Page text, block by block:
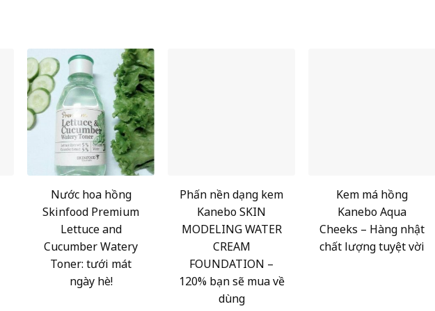
Nước hoa hồng
Skinfood Premium
Lettuce and
Cucumber Watery
Toner: tưới mát
ngày hè!
Phấn nền dạng kem
Kanebo SKIN
MODELING WATER
CREAM
FOUNDATION –
120% bạn sẽ mua về
dùng
Kem má hồng
Kanebo Aqua
Cheeks – Hàng nhật
chất lượng tuyệt vời